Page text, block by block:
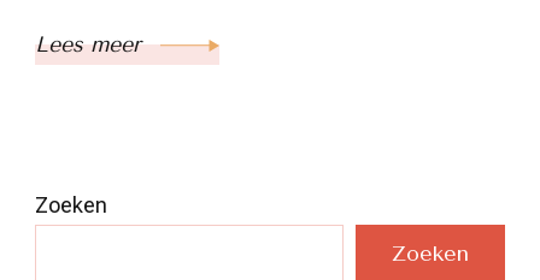
Lees meer
Zoeken
Zoeken